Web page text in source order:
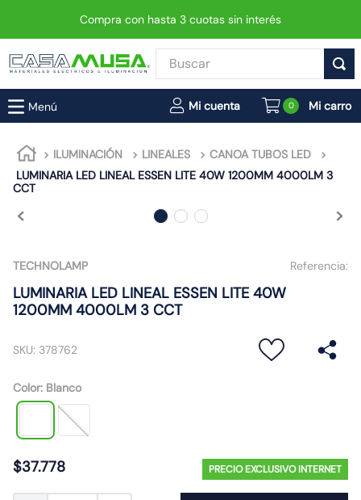
Compra con hasta 3 cuotas sin interés
Buscar
0
ILUMINACIÓN LINEALES
CANOA TUBOS LED
LUMINARIA LED LINEAL ESSEN LITE 40W 1200MM 4000LM 3
CCT
TECHNOLAMP Referencia:
LUMINARIA LED LINEAL ESSEN LITE 40W
1200MM 4000LM 3 CCT
SKU: 378762
Color: Blanco
$37.778 PRECIO EXCLUSIVO INTERNET
TÉRMINOS MÁS BUSCADOS
1.
enchufe
interruptor
3
foco
7.
foco led
proyector led